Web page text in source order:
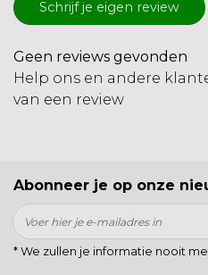
Schrijf je eigen review
Geen reviews gevonden
Help ons en andere
van een review
Abonneer je op onze
* We zullen je informatie nooit